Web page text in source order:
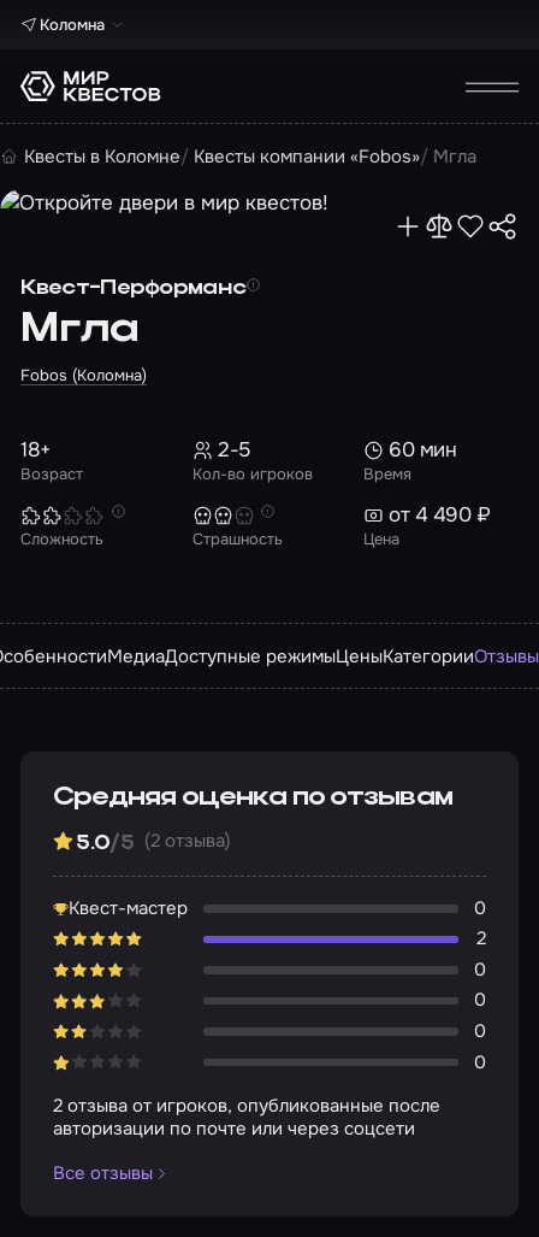
Коломна
Квесты в Коломне Квесты компании «Fobos» Мгла
Квест-Перформанс
Мгла
Fobos (Коломна)
Возраст
18+
Кол-во игроков
2-5
Время
60 мин
Сложность Страшность Цена
от 4 490 ₽
МедиаДоступные режимыЦеныКатегорииОтзывы
Средняя оценка по отзывам
5.0/5 (2 отзыва)
Квест-мастер
0
2
0
0
0
0
2 отзыва от игроков, опубликованные после
авторизации по почте или через соцсети
Все отзывы